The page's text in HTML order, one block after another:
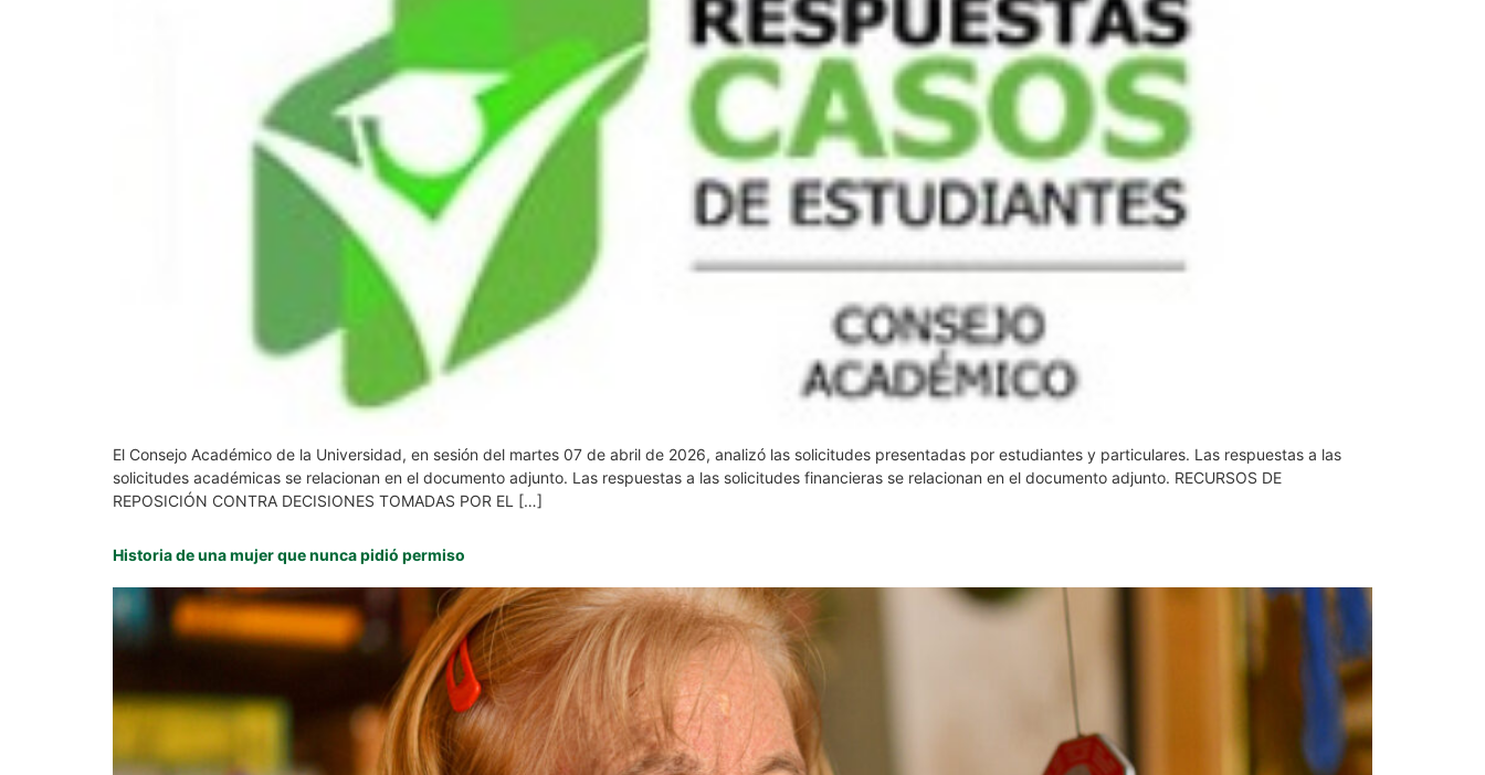
El Consejo Académico de la Universidad, en sesión del martes 07 de abril de 2026, analizó las solicitudes presentadas por estudiantes y particulares. Las respuestas a las
solicitudes académicas se relacionan en el documento adjunto. Las respuestas a las solicitudes financieras se relacionan en el documento adjunto. RECURSOS DE
REPOSICIÓN CONTRA DECISIONES TOMADAS POR EL […]
Historia de una mujer que nunca pidió permiso